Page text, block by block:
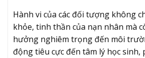
Hành vi của các đối tượng không
khỏe, tinh thần của nạn nhân mà
hưởng nghiêm trọng đến môi
động tiêu cực đến tâm lý học sinh,